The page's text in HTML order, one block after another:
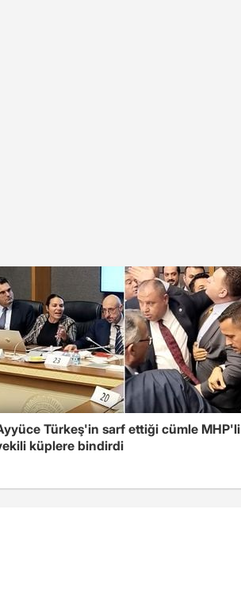
Türkeş'in sarf ettiği cümle MHP'li
küplere bindirdi